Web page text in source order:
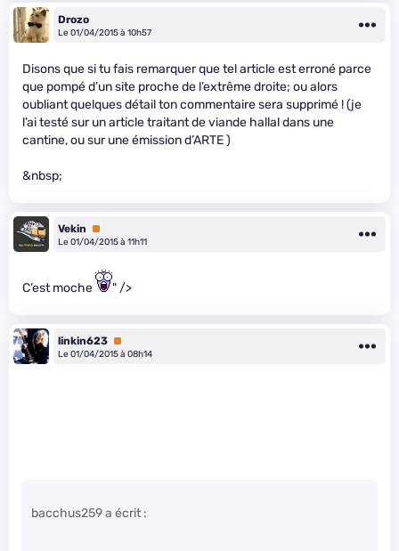
Drozo
Le 01/04/2015 à 10h57
Disons que si tu fais remarquer que tel article est erroné parce
que pompé d’un site proche de l’extrême droite; ou alors
oubliant quelques détail ton commentaire sera supprimé ! (je
l’ai testé sur un article traitant de viande hallal dans une
cantine, ou sur une émission d’ARTE )
&nbsp;
Vekin
Premium
Le 01/04/2015 à 11h11
C’est moche " />
linkin623 Premium
Le 01/04/2015 à 08h14
bacchus259 a écrit :